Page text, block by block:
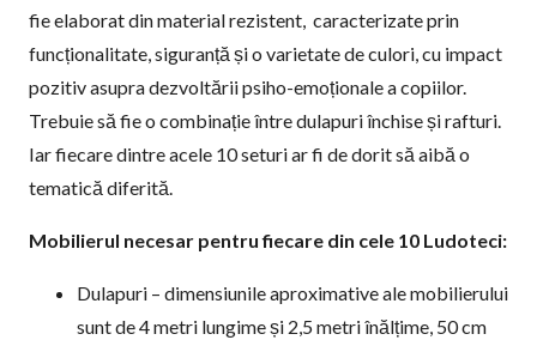
fie elaborat din material rezistent, caracterizate prin
funcționalitate, siguranță și o varietate de culori, cu impact
pozitiv asupra dezvoltării psiho-emoționale a copiilor.
Trebuie să fie o combinație între dulapuri închise și rafturi.
Iar fiecare dintre acele 10 seturi ar fi de dorit să aibă o
tematică diferită.
Mobilierul necesar pentru fiecare din cele 10 Ludoteci:
Dulapuri – dimensiunile aproximative ale mobilierului
sunt de 4 metri lungime și 2,5 metri înălțime, 50 cm